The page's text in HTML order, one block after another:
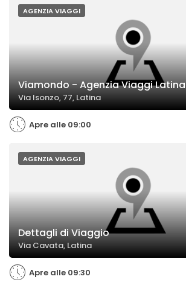
AGENZIA VIAGGI
Viamondo - Agenzia Viaggi Latina
Via Isonzo, 77, Latina
Apre alle 09:00
AGENZIA VIAGGI
Dettagli di Viaggio
Via Cavata, Latina
Apre alle 09:30